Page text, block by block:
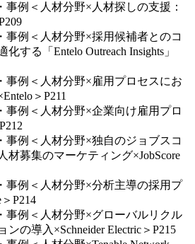
事例＜人材分野×人材探しの支援：
事例＜人材分野×採用候補者とのコ
する「Entelo Outreach Insights」
事例＜人材分野×雇用プロセスにお
＞P211
事例＜人材分野×企業向け雇用プロ
事例＜人材分野×独自のジョブスコ
材募集のマーケティング×JobScore
事例＜人材分野×分析主導の採用プ
P214
事例＜人材分野×グローバルリクル
の導入×Schneider Electric＞P215